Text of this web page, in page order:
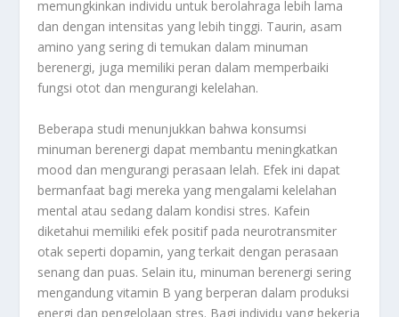
memungkinkan individu untuk berolahraga lebih lama
dan dengan intensitas yang lebih tinggi. Taurin, asam
amino yang sering di temukan dalam minuman
berenergi, juga memiliki peran dalam memperbaiki
fungsi otot dan mengurangi kelelahan.
Beberapa studi menunjukkan bahwa konsumsi
minuman berenergi dapat membantu meningkatkan
mood dan mengurangi perasaan lelah. Efek ini dapat
bermanfaat bagi mereka yang mengalami kelelahan
mental atau sedang dalam kondisi stres. Kafein
diketahui memiliki efek positif pada neurotransmiter
otak seperti dopamin, yang terkait dengan perasaan
senang dan puas. Selain itu, minuman berenergi sering
mengandung vitamin B yang berperan dalam produksi
energi dan pengelolaan stres. Bagi individu yang bekerja